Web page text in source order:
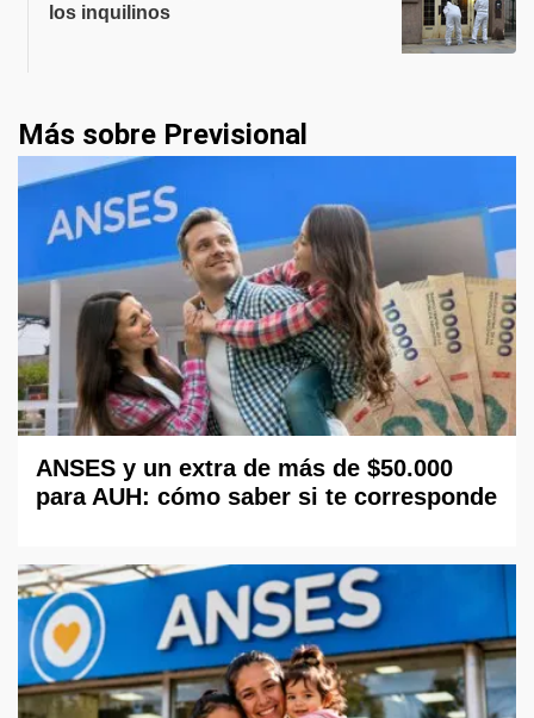
los inquilinos
Más sobre Previsional
ANSES y un extra de más de $50.000
para AUH: cómo saber si te corresponde